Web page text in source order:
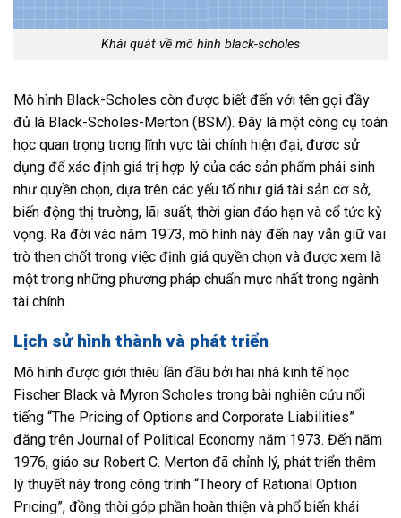
Khái quát về mô hình black-scholes
Mô hình Black-Scholes còn được biết đến với tên gọi đầy
đủ là Black-Scholes-Merton (BSM). Đây là một công cụ toán
học quan trọng trong lĩnh vực tài chính hiện đại, được sử
dụng để xác định giá trị hợp lý của các sản phẩm phái sinh
như quyền chọn, dựa trên các yếu tố như giá tài sản cơ sở,
biến động thị trường, lãi suất, thời gian đáo hạn và cổ tức kỳ
vọng. Ra đời vào năm 1973, mô hình này đến nay vẫn giữ vai
trò then chốt trong việc định giá quyền chọn và được xem là
một trong những phương pháp chuẩn mực nhất trong ngành
tài chính.
Lịch sử hình thành và phát triển
Mô hình được giới thiệu lần đầu bởi hai nhà kinh tế học
Fischer Black và Myron Scholes trong bài nghiên cứu nổi
tiếng “The Pricing of Options and Corporate Liabilities”
đăng trên Journal of Political Economy năm 1973. Đến năm
1976, giáo sư Robert C. Merton đã chỉnh lý, phát triển thêm
lý thuyết này trong công trình “Theory of Rational Option
Pricing”, đồng thời góp phần hoàn thiện và phổ biến khái